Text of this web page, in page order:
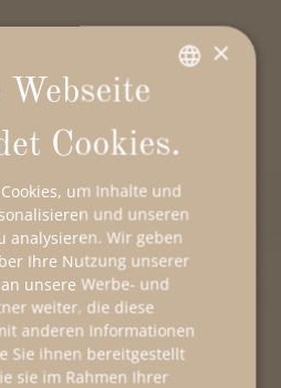
ENGLISH
ITALIAN
×
Webseite
Cookies.
um Inhalte und
und unseren
analysieren. Wir geben
Ihre Nutzung unserer
unsere Werbe- und
weiter, die diese
anderen Informationen
Sie ihnen bereitgestellt
sie im Rahmen Ihrer